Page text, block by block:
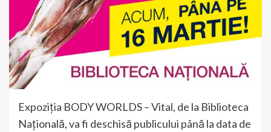
Expoziția BODY WORLDS – Vital, de la Biblioteca
Națională, va fi deschisă publicului până la data de